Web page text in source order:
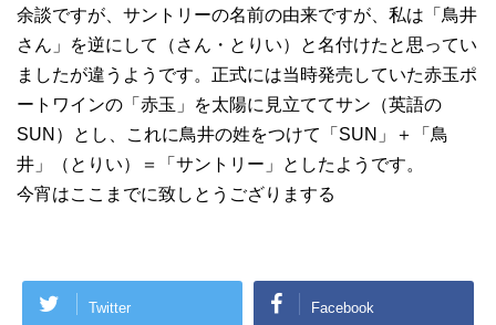
余談ですが、サントリーの名前の由来ですが、私は「鳥井
さん」を逆にして（さん・とりい）と名付けたと思ってい
ましたが違うようです。正式には当時発売していた赤玉ポ
ートワインの「赤玉」を太陽に見立ててサン（英語の
SUN）とし、これに鳥井の姓をつけて「SUN」＋「鳥
井」（とりい）＝「サントリー」としたようです。
今宵はここまでに致しとうござりまする
Twitter Facebook